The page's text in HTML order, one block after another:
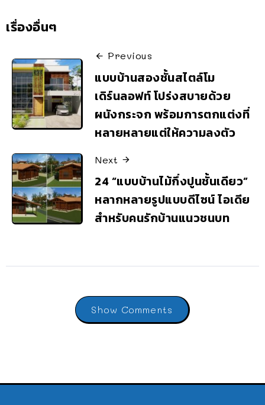
เรื่องอื่นๆ
Previous
แบบบ้านสองชั้นสไตล์โม
เดิร์นลอฟท์ โปร่งสบายด้วย
ผนังกระจก พร้อมการตกแต่งที่
หลายหลายแต่ให้ความลงตัว
Next
24 “แบบบ้านไม้กึ่งปูนชั้นเดียว”
หลากหลายรูปแบบดีไซน์ ไอเดีย
สำหรับคนรักบ้านแนวชนบท
Show Comments